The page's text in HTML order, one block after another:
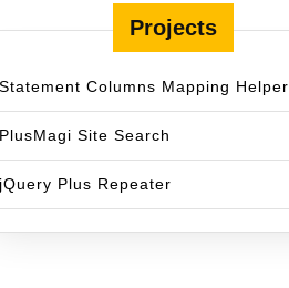
Projects
Statement Columns Mapping Helper
PlusMagi Site Search
jQuery Plus Repeater